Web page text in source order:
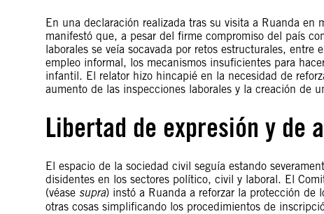
En una declaración realizada tras su visita a Ruanda en
manifestó que, a pesar del firme compromiso del país
laborales se veía socavada por retos estructurales,
empleo informal, los mecanismos insuficientes para
infantil. El relator hizo hincapié en la necesidad de
aumento de las inspecciones laborales y la creación de
Libertad de expresión y de
El espacio de la sociedad civil seguía estando
disidentes en los sectores político, civil y laboral. El
(véase supra) instó a Ruanda a reforzar la protección de
otras cosas simplificando los procedimientos de